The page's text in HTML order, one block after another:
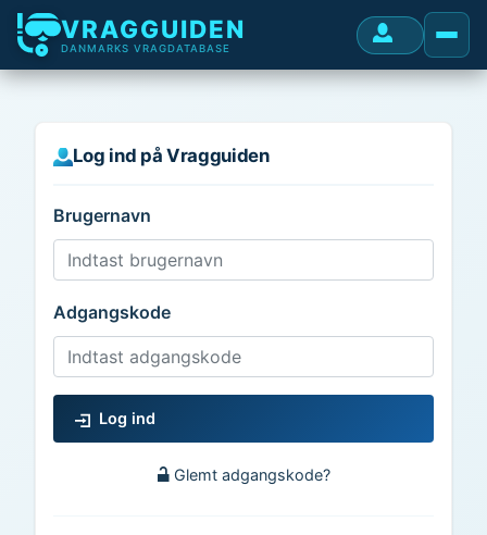
VRAGGUIDEN
DANMARKS VRAGDATABASE
Log ind på Vragguiden
Brugernavn
Adgangskode
Log ind
Glemt adgangskode?